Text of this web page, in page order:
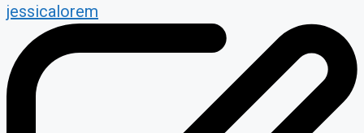
jessicalorem